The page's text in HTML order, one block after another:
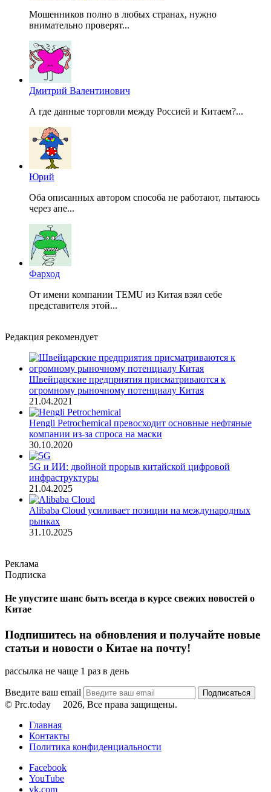
Мошенников полно в любых странах, нужно
внимательно проверят...
Дмитрий Валентинович
А где данные торговли между Россией и Китаем?...
Юрий
Оба описанных автором способа не работают, пытаюсь
через апе...
Фарход
От имени компании TEMU из Китая взял себе
представителя этой...
Редакция рекомендует
Швейцарские предприятия присматриваются к
огромному рыночному потенциалу Китая
21.04.2021
Hengli Petrochemical превосходит основные нефтяные
компании из-за спроса на маски
30.10.2020
5G и ИИ: двойной прорыв китайской цифровой
инфраструктуры
21.04.2025
Alibaba Cloud усиливает позиции на международных
рынках
31.10.2025
Реклама
Подписка
Не упустите шанс быть всегда в курсе свежих новостей о
Китае
Подпишитесь на обновления и получайте новые
статьи и новости о Китае на почту!
рассылка не чаще 1 раз в день
Введите ваш email
© Prc.today
2026, Все права защищены.
Главная
Контакты
Политика конфиденциальности
Facebook
YouTube
vk.com